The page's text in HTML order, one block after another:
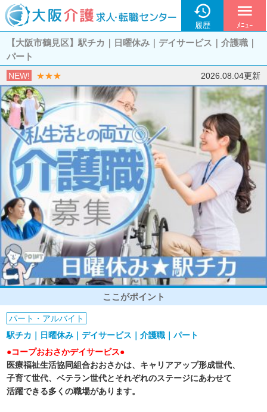

履歴
menu
ﾒﾆｭｰ
【大阪市鶴見区】駅チカ｜日曜休み｜デイサービス｜介護職｜
パート
NEW! ★★★ 2026.08.04更新
ここがポイント
パート・アルバイト
駅チカ｜日曜休み｜デイサービス｜介護職｜パート
●コープおおさかデイサービス●
医療福祉生活協同組合おおさかは、キャリアアップ形成世代、
子育て世代、ベテラン世代とそれぞれのステージにあわせて
活躍できる多くの職場があります。